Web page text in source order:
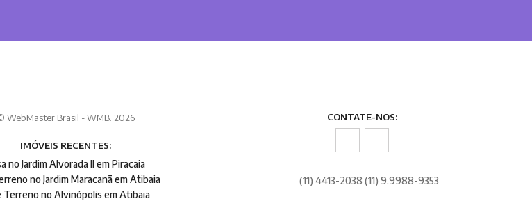
WebMaster Brasil - WMB. 2026
IMÓVEIS RECENTES:
no Jardim Alvorada II em Piracaia
no Jardim Maracanã em Atibaia
Terreno no Alvinópolis em Atibaia
CONTATE-NOS:
(11) 4413-2038 (11) 9.9988-9353